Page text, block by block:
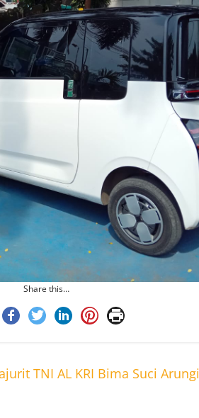
Share this…
TNI AL KRI Bima Suci